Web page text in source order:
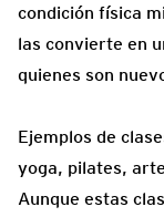
condición física
las convierte en
quienes son
Ejemplos de
yoga, pilates,
Aunque estas